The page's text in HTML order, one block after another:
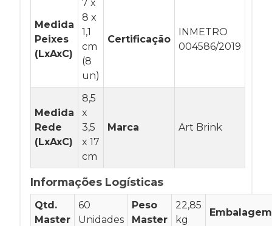
Medida
Peixes
(LxAxC)
7 x
8 x
1,1
cm
(8
un)
Certificação
INMETRO
004586/2019
Medida
Rede
(LxAxC)
8,5
x
3,5
x 17
cm
Marca Art Brink
Informações Logísticas
Qtd.
Master
60
Unidades
Peso
Master
22,85
kg
Embalagem